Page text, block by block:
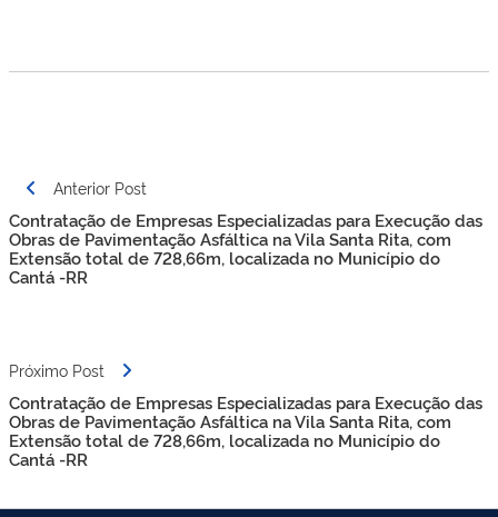
Navegação
de
Post
Anterior Post
Contratação de Empresas Especializadas para Execução das
Obras de Pavimentação Asfáltica na Vila Santa Rita, com
Extensão total de 728,66m, localizada no Município do
Cantá -RR
Próximo Post
Contratação de Empresas Especializadas para Execução das
Obras de Pavimentação Asfáltica na Vila Santa Rita, com
Extensão total de 728,66m, localizada no Município do
Cantá -RR